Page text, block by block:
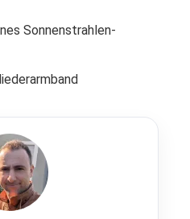
Sonnenstrahlen-